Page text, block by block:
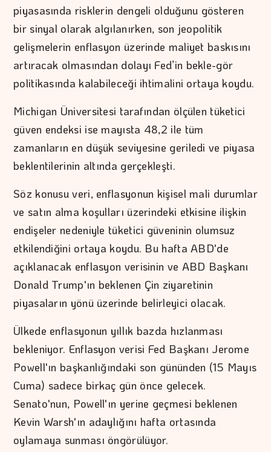
piyasasında risklerin dengeli olduğunu gösteren
bir sinyal olarak algılanırken, son jeopolitik
gelişmelerin enflasyon üzerinde maliyet baskısını
artıracak olmasından dolayı Fed’in bekle-gör
politikasında kalabileceği ihtimalini ortaya koydu.
Michigan Üniversitesi tarafından ölçülen tüketici
güven endeksi ise mayısta 48,2 ile tüm
zamanların en düşük seviyesine geriledi ve piyasa
beklentilerinin altında gerçekleşti.
Söz konusu veri, enflasyonun kişisel mali durumlar
ve satın alma koşulları üzerindeki etkisine ilişkin
endişeler nedeniyle tüketici güveninin olumsuz
etkilendiğini ortaya koydu. Bu hafta ABD'de
açıklanacak enflasyon verisinin ve ABD Başkanı
Donald Trump'ın beklenen Çin ziyaretinin
piyasaların yönü üzerinde belirleyici olacak.
Ülkede enflasyonun yıllık bazda hızlanması
bekleniyor. Enflasyon verisi Fed Başkanı Jerome
Powell'ın başkanlığındaki son gününden (15 Mayıs
Cuma) sadece birkaç gün önce gelecek.
Senato'nun, Powell'ın yerine geçmesi beklenen
Kevin Warsh'ın adaylığını hafta ortasında
oylamaya sunması öngörülüyor.